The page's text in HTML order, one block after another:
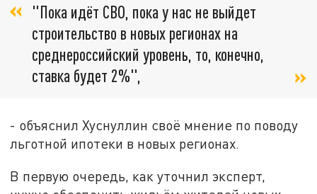
"Пока идёт СВО, пока у нас не выйдет
строительство в новых регионах на
среднероссийский уровень, то, конечно,
ставка будет 2%",
- объяснил Хуснуллин своё мнение по поводу
льготной ипотеки в новых регионах.
В первую очередь, как уточнил эксперт,